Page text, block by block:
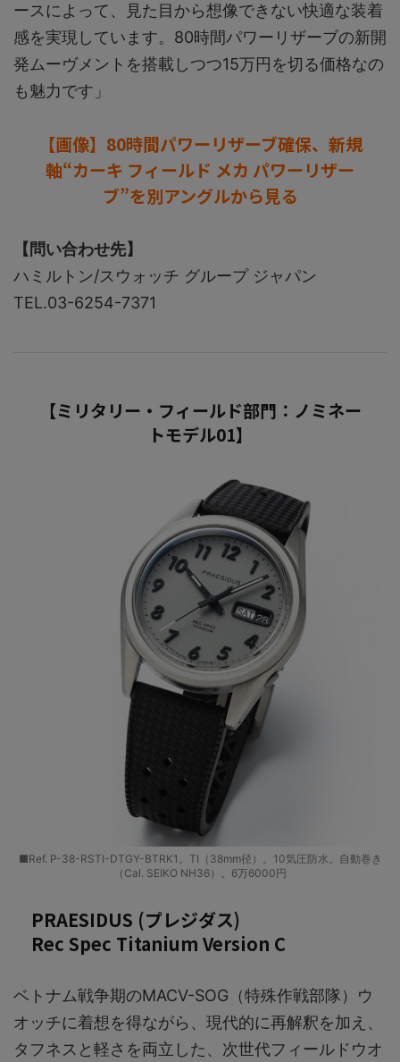
ースによって、見た目から想像できない快適な装着
感を実現しています。80時間パワーリザーブの新開
発ムーヴメントを搭載しつつ15万円を切る価格なの
も魅力です」
【画像】80時間パワーリザーブ確保、新規
軸“カーキ フィールド メカ パワーリザー
ブ”を別アングルから見る
【問い合わせ先】
ハミルトン/スウォッチ グループ ジャパン
TEL.03-6254-7371
【ミリタリー・フィールド部門：ノミネー
トモデル01】
■Ref. P-38-RSTI-DTGY-BTRK1。TI（38mm径）。10気圧防水。自動巻き
（Cal. SEIKO NH36）。6万6000円
PRAESIDUS (プレジダス)
Rec Spec Titanium Version C
ベトナム戦争期のMACV-SOG（特殊作戦部隊）ウ
オッチに着想を得ながら、現代的に再解釈を加え、
タフネスと軽さを両立した、次世代フィールドウオ